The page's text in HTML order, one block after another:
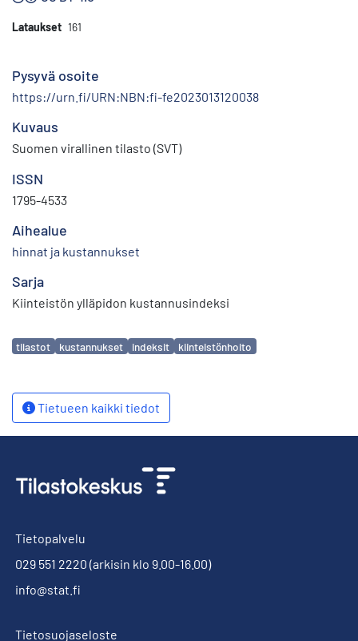
Lataukset 161
Pysyvä osoite
https://urn.fi/URN:NBN:fi-fe2023013120038
Kuvaus
Suomen virallinen tilasto (SVT)
ISSN
1795-4533
Aihealue
hinnat ja kustannukset
Sarja
Kiinteistön ylläpidon kustannusindeksi
Avainsanat
tilastot kustannukset indeksit kiinteistönhoito
Tietueen kaikki tiedot
Tietopalvelu
029 551 2220 (arkisin klo 9.00-16.00)
info@stat.fi
Tietosuojaseloste